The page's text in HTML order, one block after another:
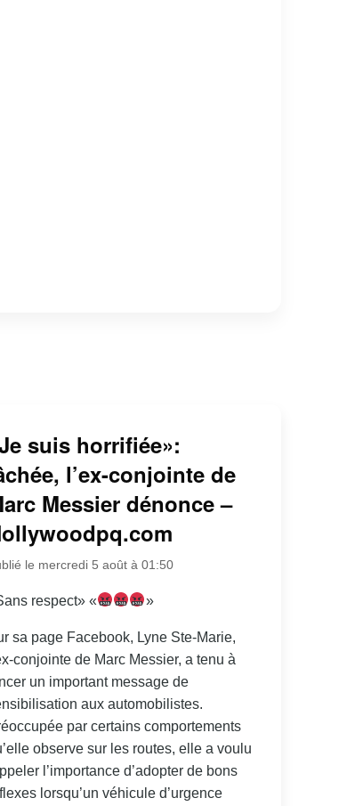
suis horrifiée»:
l’ex-conjointe de
Messier dénonce –
le mercredi 5 août à 01:50
respect» « »
sa page Facebook, Lyne Ste-Marie,
conjointe de Marc Messier, a tenu à
un important message de
aux automobilistes.
par certains comportements
observe sur les routes, elle a voulu
l’importance d’adopter de bons
lorsqu’un véhicule d’urgence